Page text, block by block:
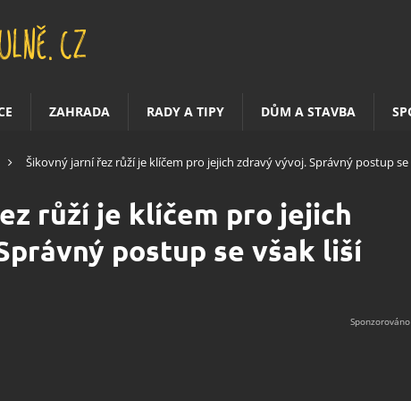
ZAHRADA RADY A TIPY DŮM A STAVBA
Šikovný jarní řez růží je klíčem pro jejich zdravý vývoj. Správný postup se
růží je klíčem pro jejich
postup se však liší